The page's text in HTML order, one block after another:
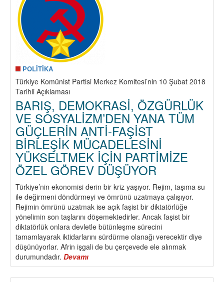
POLİTİKA
Türkiye Komünist Partisi Merkez Komitesi’nin 10 Şubat 2018
Tarihli Açıklaması
BARIŞ, DEMOKRASİ, ÖZGÜRLÜK
VE SOSYALİZM’DEN YANA TÜM
GÜÇLERİN ANTİ-FAŞİST
BİRLEŞİK MÜCADELESİNİ
YÜKSELTMEK İÇİN PARTİMİZE
ÖZEL GÖREV DÜŞÜYOR
Türkiye’nin ekonomisi derin bir kriz yaşıyor. Rejim, taşıma su
ile değirmeni döndürmeyi ve ömrünü uzatmaya çalışıyor.
Rejimin ömrünü uzatmak ise açık faşist bir diktatörlüğe
yönelimin son taşlarını döşemektedirler. Ancak faşist bir
diktatörlük onlara devletle bütünleşme sürecini
tamamlayarak iktidarlarını sürdürme olanağı verecektir diye
düşünüyorlar. Afrin işgali de bu çerçevede ele alınmak
durumundadır. Devamı
BARIŞ,
DEMOKRASİ,